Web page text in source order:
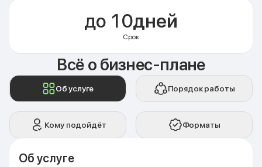
до 10дней
Срок
Всё о бизнес-плане
Об услуге Порядок работы
Кому подойдёт Форматы
Об услуге